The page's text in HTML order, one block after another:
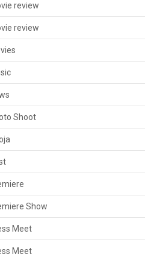
review
review
Shoot
Show
Meet
Meet